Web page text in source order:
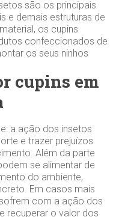
são os principais
e demais estruturas de
os cupins
confeccionados de
os seus ninhos
cupins em
a ação dos insetos
e trazer prejuízos
Além da parte
se alimentar de
do ambiente,
Em casos mais
com a ação dos
recuperar o valor dos